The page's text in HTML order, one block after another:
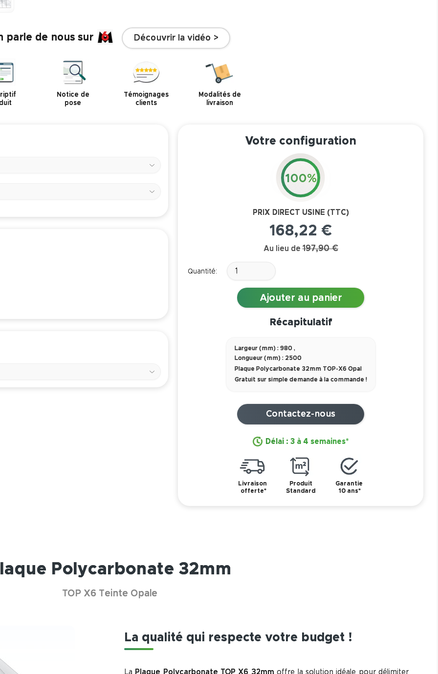
parle de nous sur Découvrir la vidéo >
Notice de
pose
Témoignages
clients
Modalités de
livraison
Votre configuration
100%
PRIX DIRECT USINE (TTC)
168,22 €
Au lieu de 197,90 €
Quantité:
Ajouter au panier
Récapitulatif
Largeur (mm) : 980 ,
Longueur (mm) : 2500
Plaque Polycarbonate 32mm TOP-X6 Opal
Gratuit sur simple demande à la commande !
Contactez-nous
Délai : 3 à 4 semaines*
Livraison
offerte*
Produit
Standard
Garantie
10 ans*
Polycarbonate 32mm
TOP X6 Teinte Opale
La qualité qui respecte votre budget !
La Plaque Polycarbonate TOP X6 32mm offre la solution idéale pour délimiter